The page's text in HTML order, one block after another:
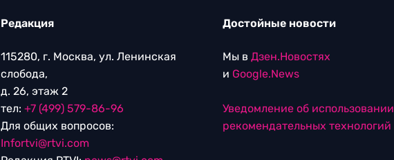
Редакция
115280, г. Москва, ул. Ленинская
слобода,
д. 26, этаж 2
тел: +7 (499) 579-86-96
Для общих вопросов:
Infortvi@rtvi.com
Достойные новости
Мы в Дзен.Новостях
и Google.News
Уведомление об использовании
рекомендательных технологий